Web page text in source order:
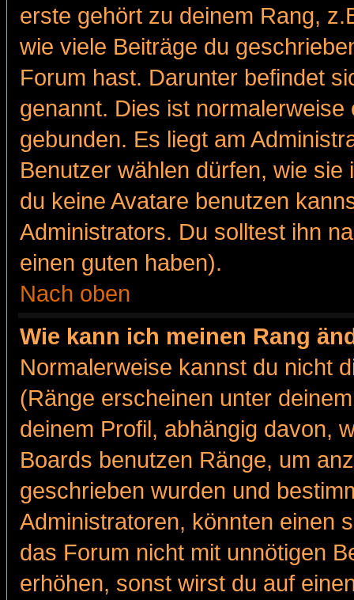
erste gehört zu deinem Rang,
wie viele Beiträge du
Forum hast. Darunter befindet
genannt. Dies ist
gebunden. Es liegt am
Benutzer wählen dürfen, wie
du keine Avatare benutzen
Administrators. Du solltest ihn
einen guten haben).
Nach oben
Wie kann ich meinen Rang
Normalerweise kannst du nicht
(Ränge erscheinen unter
deinem Profil, abhängig davon,
Boards benutzen Ränge, um
geschrieben wurden und
Administratoren, könnten einen
das Forum nicht mit unnötigen
erhöhen, sonst wirst du auf